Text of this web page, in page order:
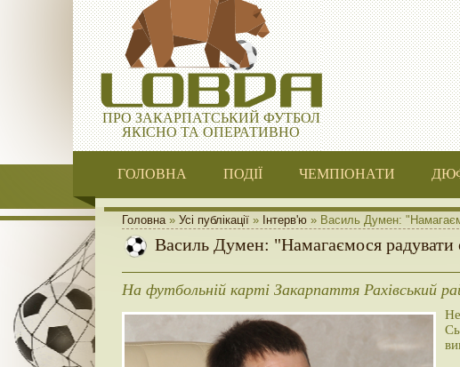
ПРО ЗАКАРПАТСЬКИЙ ФУТБОЛ
ЯКІСНО ТА ОПЕРАТИВНО
ГОЛОВНА ПОДІЇ ЧЕМПІОНАТИ
Головна» Усі публікації » Інтерв'ю » Василь Думен:
Василь Думен: "Намагаємося радувати
На футбольній карті Закарпаття Рахівський